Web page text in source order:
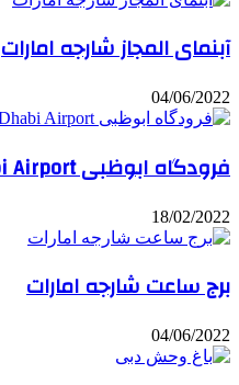
آبنمای المجاز شارجه امارات
04/06/2022
فرودگاه ابوظبی Abu Dhabi Airport
18/02/2022
برج ساعت شارجه امارات
04/06/2022